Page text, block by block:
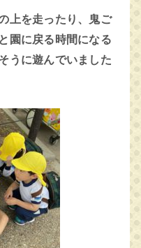
上を走ったり、鬼ご
園に戻る時間になる
うに遊んでいました